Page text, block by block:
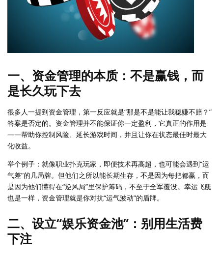
一、资金管理的本质：不是赢钱，而
是长久玩下去
很多人一提到资金管理，第一反应就是“那是不是能让我稳赚不赔？”
答案是否定的。资金管理并不能保证你一定盈利，它真正的作用是
——帮助你控制风险、延长游戏时间，并且让你在状态最佳时最大
化收益。
举个例子：就像职业扑克玩家，即便技术再高超，也可能会遇到“运
气差”的几局牌。但他们之所以能长期生存，不是因为每把都赢，而
是因为他们懂得在“逆风局”里保护筹码，不至于全军覆没。幸运飞艇
也是一样，资金管理就是你对抗“运气波动”的盾牌。
二、设立“娱乐资金池”：别用生活费
下注